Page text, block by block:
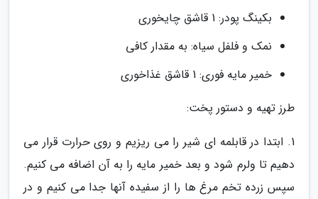
بکینگ پودر: 1 قاشق چایخوری
نمک و فلفل سیاه: به مقدار کافی
خمیر مایه فوری: 1 قاشق غذاخوری
طرز تهیه و دستور پخت:
1. ابتدا در قابلمه ای شیر را می ریزیم و روی حرارت قرار می
دهیم تا ولرم شود و بعد خمیر مایه را به آن اضافه می کنیم.
سپس زرده تخم مرغ ها را از سفیده آنها جدا می کنیم و در